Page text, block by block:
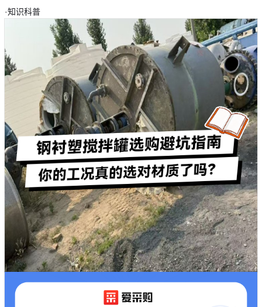
·知识科普